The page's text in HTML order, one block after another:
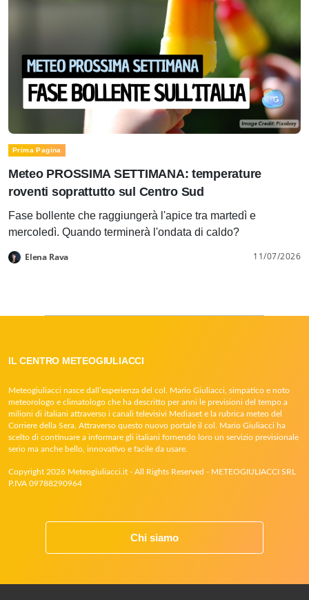
Prima Pagina
Meteo PROSSIMA SETTIMANA: temperature
roventi soprattutto sul Centro Sud
Fase bollente che raggiungerà l'apice tra martedì e
mercoledì. Quando terminerà l'ondata di caldo?
Elena Rava 11/07/2026
IL CENTRO METEOGIULIACCI
Meteogiuliacci nasce dall’esperienza del col. Mario Giuliacci, simpatico e noto
meteorologo e climatologo che ha descritto per anni le previsioni del tempo a
milioni di italiani attraverso i canali televisivi Mediaset e la rubrica meteo del
Corriere della Sera. Attraverso questo nuovo portale il col. Mario Giuliacci ha
scelto di continuare a informare gli italiani fornendo loro un servizio previsionale
serio ma anche bello, innovativo e facile da usare.
Copyright 2026 Meteogiuliacci.it - All Rights Reserved - METEOGIULIACCI SRL
P.IVA 09788290964
Chi siamo